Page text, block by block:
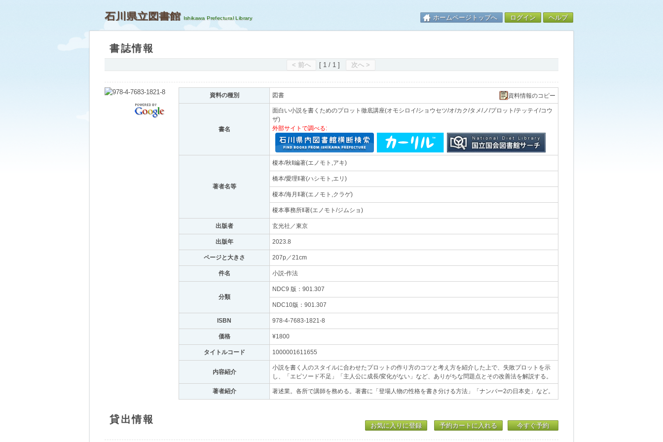
石川県立図書館 ホームページトップへ ログイン ヘルプ
書誌情報
< 前へ [ 1 / 1 ] 次へ >
資料の種別 図書 資料情報のコピー
書名
面白い小説を書くためのプロット徹底講座(オモシロイ/ショウセツ/オ/カク/タメ/ノ/プロット/テッテイ/コウ
ザ)
外部サイトで調べる:
著者名等
榎本/秋‖編著(エノモト,アキ)
橋本/愛理‖著(ハシモト,エリ)
榎本/海月‖著(エノモト,クラゲ)
榎本事務所‖著(エノモト/ジムショ)
出版者 玄光社／東京
出版年 2023.8
ページと大きさ 207p／21cm
件名 小説-作法
分類
NDC9 版：901.307
NDC10版：901.307
ISBN 978-4-7683-1821-8
価格 ¥1800
タイトルコード 1000001611655
内容紹介
小説を書く人のスタイルに合わせたプロットの作り方のコツと考え方を紹介した上で、失敗プロットを示
し、「エピソード不足」「主人公に成長/変化がない」など、ありがちな問題点とその改善法を解説する。
著者紹介 著述業。各所で講師を務める。著書に「登場人物の性格を書き分ける方法」「ナンバー2の日本史」など。
貸出情報
お気に入りに登録 予約カートに入れる 今すぐ予約